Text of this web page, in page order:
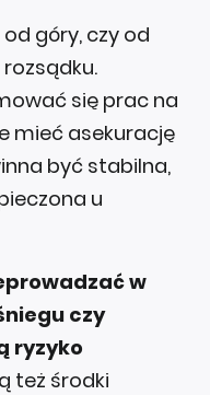
góry, czy od
się prac na
mieć asekurację
być stabilna,
u
w
czy
ryzyko
też środki